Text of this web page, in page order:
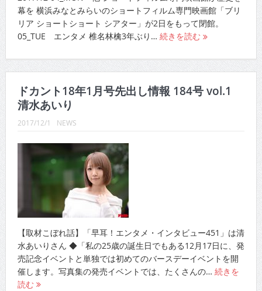
幕を 横浜みなとみらいのショートフィルム専門映画館「ブリ
リア ショートショート シアター」が2日をもって閉館。
05_TUE エンタメ 椎名林檎3年ぶり… 続きを読む
ドカント18年1月号先出し情報 184号 vol.1
清水あいり
2017/12/1 NEWS
【取材こぼれ話】「早耳！エンタメ・インタビュー451」は清
水あいりさん ◆「私の25歳の誕生日でもある12月17日に、発
売記念イベントと単独では初めてのバースデーイベントを開
催します。写真集の発売イベントでは、たくさんの… 続きを
読む